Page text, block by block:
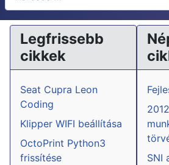
Legfrissebb
cikkek
Seat Cupra Leon
Coding
Klipper WIFI beállítása
OctoPrint Python3
frissítése
SNI